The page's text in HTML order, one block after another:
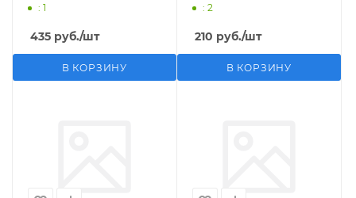
: 1
435 руб./шт
В КОРЗИНУ
: 2
210 руб./шт
В КОРЗИНУ